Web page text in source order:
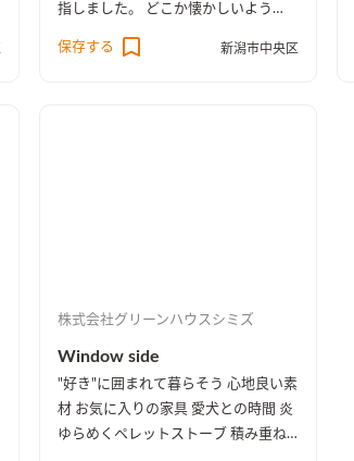
指しました。 どこか懐かしいよう
な、ホッとできる住まいです。
保存する
新潟市中央区
株式会社グリーンハウスシミズ
Window side
"好き"に囲まれて暮らそう 心地良い素
材 お気に入りの家具 愛犬との時間 炎
ゆらめくペレットストーブ 積み重ね